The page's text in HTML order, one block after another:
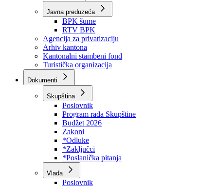
Direkcija za robne rezerve
Direkcija za ceste
Direkcija za šumarstvo
Javna preduzeća
BPK šume
RTV BPK
Agencija za privatizaciju
Arhiv kantona
Kantonalni stambeni fond
Turistička organizacija
Dokumenti
Skupština
Poslovnik
Program rada Skupštine
Budžet 2026
Zakoni
*Odluke
*Zaključci
*Poslanička pitanja